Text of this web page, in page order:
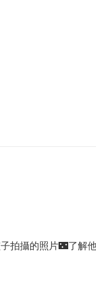
攝的照片🌃了解